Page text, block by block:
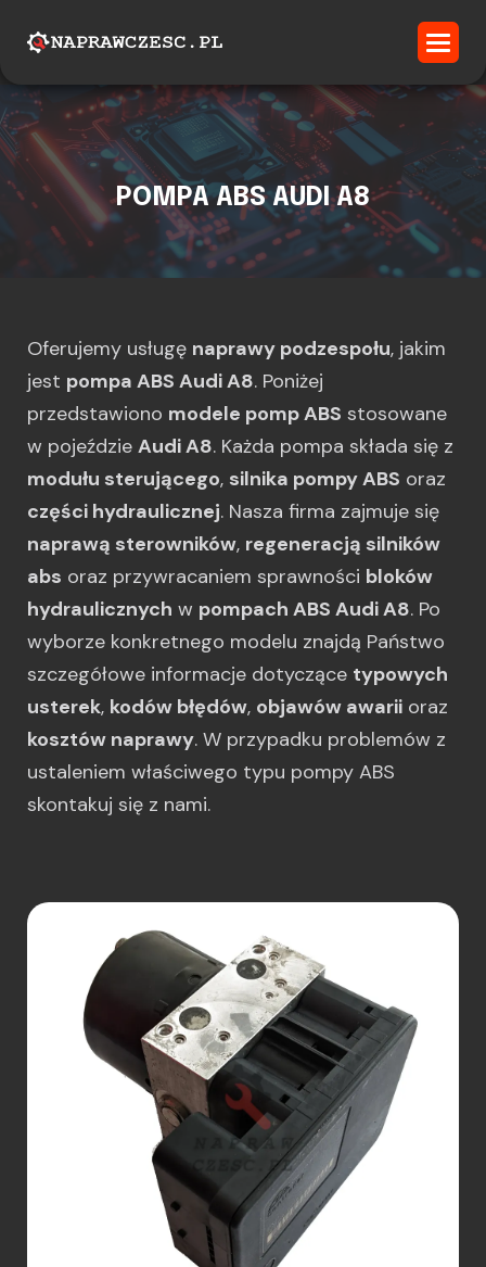
POMPA ABS AUDI A8
Oferujemy usługę naprawy podzespołu, jakim
jest pompa ABS Audi A8. Poniżej
przedstawiono modele pomp ABS stosowane
w pojeździe Audi A8. Każda pompa składa się z
modułu sterującego, silnika pompy ABS oraz
części hydraulicznej. Nasza firma zajmuje się
naprawą sterowników, regeneracją silników
abs oraz przywracaniem sprawności bloków
hydraulicznych w pompach ABS Audi A8. Po
wyborze konkretnego modelu znajdą Państwo
szczegółowe informacje dotyczące typowych
usterek, kodów błędów, objawów awarii oraz
kosztów naprawy. W przypadku problemów z
ustaleniem właściwego typu pompy ABS
skontakuj się z nami.